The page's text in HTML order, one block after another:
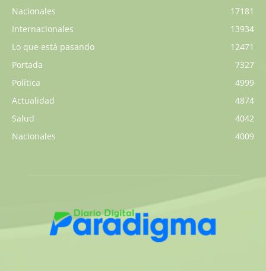
Nacionales
17181
Internacionales
13934
Lo que está pasando
12471
Portada
7327
Política
4999
Actualidad
4874
Salud
4042
Nacionales
4009